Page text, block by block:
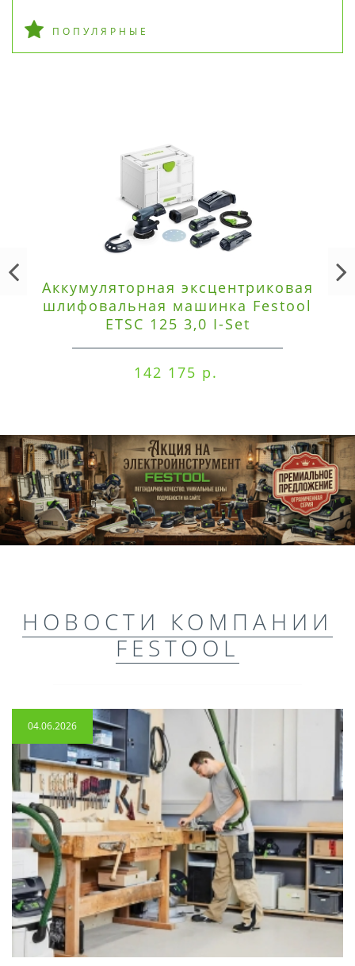
ПОПУЛЯРНЫЕ
Аккумуляторная эксцентриковая
шлифовальная машинка Festool
ETSC 125 3,0 I-Set
142 175 р.
НОВОСТИ КОМПАНИИ
FESTOOL
04.06.2026